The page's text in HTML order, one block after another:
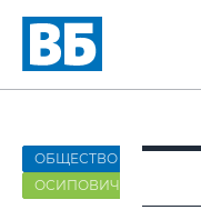
ОБЩЕСТВО
ОСИПОВИЧИ